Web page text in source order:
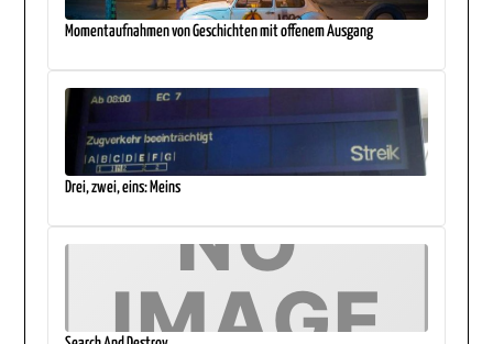
Momentaufnahmen von Geschichten mit offenem Ausgang
Drei, zwei, eins: Meins